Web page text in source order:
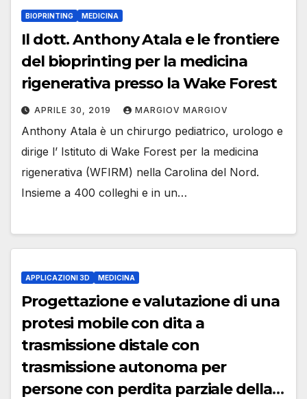
BIOPRINTING MEDICINA
Il dott. Anthony Atala e le frontiere
del bioprinting per la medicina
rigenerativa presso la Wake Forest
APRILE 30, 2019 MARGIOV MARGIOV
Anthony Atala è un chirurgo pediatrico, urologo e
dirige l’ Istituto di Wake Forest per la medicina
rigenerativa (WFIRM) nella Carolina del Nord.
Insieme a 400 colleghi e in un…
APPLICAZIONI 3D MEDICINA
Progettazione e valutazione di una
protesi mobile con dita a
trasmissione distale con
trasmissione autonoma per
persone con perdita parziale della